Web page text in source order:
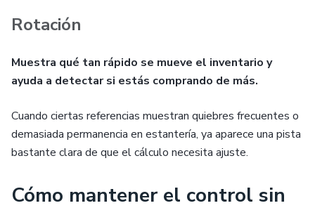
Rotación
Muestra qué tan rápido se mueve el inventario y
ayuda a detectar si estás comprando de más.
Cuando ciertas referencias muestran quiebres frecuentes o
demasiada permanencia en estantería, ya aparece una pista
bastante clara de que el cálculo necesita ajuste.
Cómo mantener el control sin